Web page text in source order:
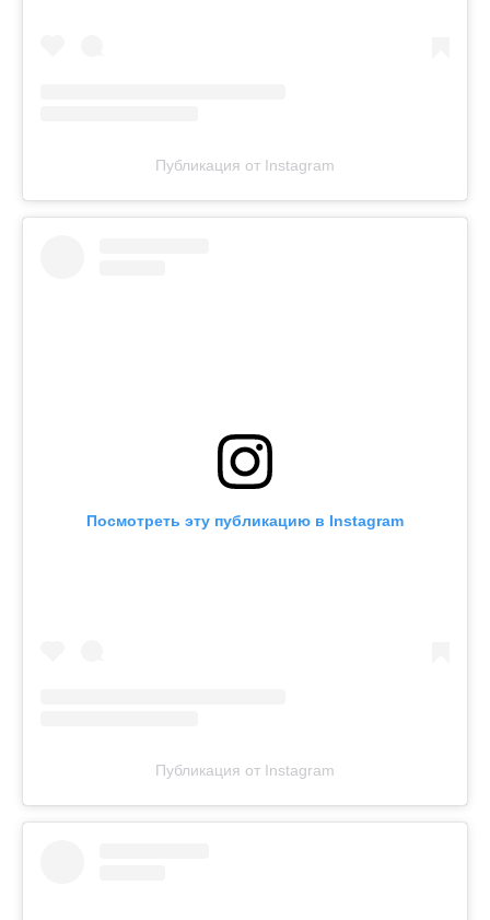
Публикация от Instagram
Посмотреть эту публикацию в Instagram
Публикация от Instagram